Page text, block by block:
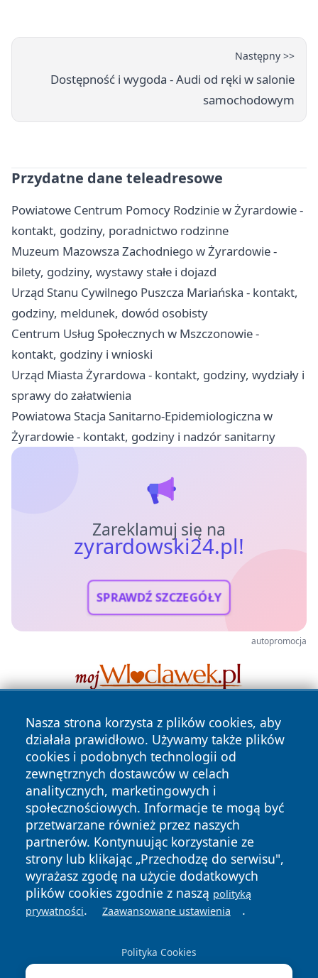
Następny >>
Dostępność i wygoda - Audi od ręki w salonie
samochodowym
Przydatne dane teleadresowe
Powiatowe Centrum Pomocy Rodzinie w Żyrardowie -
kontakt, godziny, poradnictwo rodzinne
Muzeum Mazowsza Zachodniego w Żyrardowie -
bilety, godziny, wystawy stałe i dojazd
Urząd Stanu Cywilnego Puszcza Mariańska - kontakt,
godziny, meldunek, dowód osobisty
Centrum Usług Społecznych w Mszczonowie -
kontakt, godziny i wnioski
Urząd Miasta Żyrardowa - kontakt, godziny, wydziały i
sprawy do załatwienia
Powiatowa Stacja Sanitarno-Epidemiologiczna w
Żyrardowie - kontakt, godziny i nadzór sanitarny
Zareklamuj się na
zyrardowski24.pl!
SPRAWDŹ SZCZEGÓŁY
autopromocja
Nasza strona korzysta z plików cookies, aby
działała prawidłowo. Używamy także plików
cookies i podobnych technologii od
zewnętrznych dostawców w celach
analitycznych, marketingowych i
społecznościowych. Informacje te mogą być
przetwarzane również przez naszych
partnerów. Kontynuując korzystanie ze
strony lub klikając „Przechodzę do serwisu",
wyrażasz zgodę na użycie dodatkowych
plików cookies zgodnie z naszą polityką
prywatności. Zaawansowane ustawienia .
Polityka Cookies
Copyright © 2026 zyrardowski24.pl Wszystkie prawa
zastrzeżone.
News Autorzy
Polityka
Prywatności
Polityka
Cookies